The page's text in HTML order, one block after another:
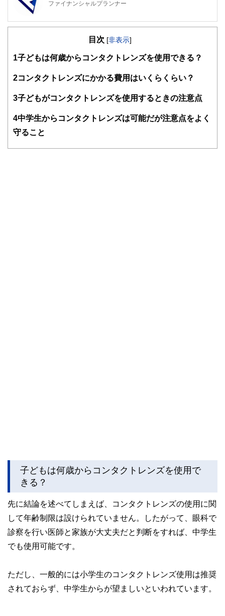
ファイナンシャルプランナー
FinancialField編集部は、金融、経済に関する記事を、日々
知識がない方でも理解できるようわかりやすく発信していま
得者を中心に「お金や暮らし」に関する書籍・雑誌の編集経
験者で構成され、企画立案から記事掲載まですべての工程に
護士、税理士、宅地建物取引士、相続診断士、住宅ローンア
目次 [非表示]
1 子どもは何歳からコンタクトレンズを使用できる？
2コンタクトレンズにかかる費用はいくらくらい？
3子どもがコンタクトレンズを使用するときの注意点
4中学生からコンタクトレンズは可能だが注意点をよく
守ること
子どもは何歳からコンタクトレンズを使用で
きる？
先に結論を述べてしまえば、コンタクトレンズの使用に関
して年齢制限は設けられていません。したがって、眼科で
診察を行い医師と家族が大丈夫だと判断をすれば、中学生
でも使用可能です。
ただし、一般的には小学生のコンタクトレンズ使用は推奨
されておらず、中学生からが望ましいといわれています。